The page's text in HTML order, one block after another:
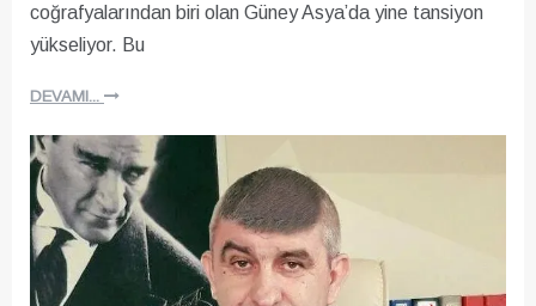
coğrafyalarından biri olan Güney Asya’da yine tansiyon
yükseliyor. Bu
DEVAMI...